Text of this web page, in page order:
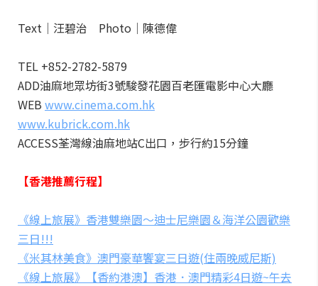
Text│汪碧治 Photo│陳德偉
TEL +852-2782-5879
ADD油麻地眾坊街3號駿發花園百老匯電影中心大廳
WEB www.cinema.com.hk
www.kubrick.com.hk
ACCESS荃灣線油麻地站C出口，步行約15分鐘
【香港推薦行程】
《線上旅展》香港雙樂園～迪士尼樂園＆海洋公園歡樂
三日!!!
《米其林美食》澳門豪華饗宴三日遊(住兩晚威尼斯)
《線上旅展》【香約港澳】香港．澳門精彩4日遊~午去